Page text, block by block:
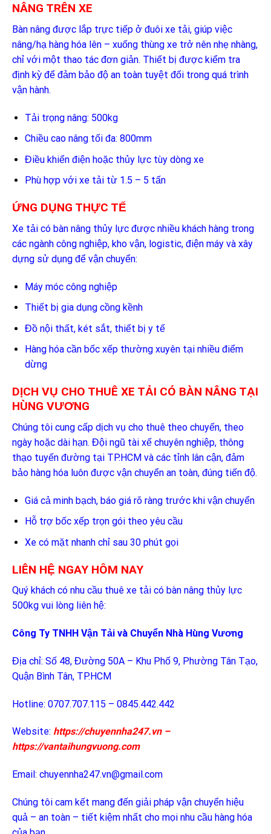
NÂNG TRÊN XE
Bàn nâng được lắp trực tiếp ở đuôi xe tải, giúp việc
nâng/hạ hàng hóa lên – xuống thùng xe trở nên nhẹ nhàng,
chỉ với một thao tác đơn giản. Thiết bị được kiểm tra
định kỳ để đảm bảo độ an toàn tuyệt đối trong quá trình
vận hành.
Tải trọng nâng: 500kg
Chiều cao nâng tối đa: 800mm
Điều khiển điện hoặc thủy lực tùy dòng xe
Phù hợp với xe tải từ 1.5 – 5 tấn
ỨNG DỤNG THỰC TẾ
Xe tải có bàn nâng thủy lực được nhiều khách hàng trong
các ngành công nghiệp, kho vận, logistic, điện máy và xây
dựng sử dụng để vận chuyển:
Máy móc công nghiệp
Thiết bị gia dụng cồng kềnh
Đồ nội thất, két sắt, thiết bị y tế
Hàng hóa cần bốc xếp thường xuyên tại nhiều điểm
dừng
DỊCH VỤ CHO THUÊ XE TẢI CÓ BÀN NÂNG TẠI
HÙNG VƯƠNG
Chúng tôi cung cấp dịch vụ cho thuê theo chuyến, theo
ngày hoặc dài hạn. Đội ngũ tài xế chuyên nghiệp, thông
thạo tuyến đường tại TP.HCM và các tỉnh lân cận, đảm
bảo hàng hóa luôn được vận chuyển an toàn, đúng tiến độ.
Giá cả minh bạch, báo giá rõ ràng trước khi vận chuyển
Hỗ trợ bốc xếp trọn gói theo yêu cầu
Xe có mặt nhanh chỉ sau 30 phút gọi
LIÊN HỆ NGAY HÔM NAY
Quý khách có nhu cầu thuê xe tải có bàn nâng thủy lực
500kg vui lòng liên hệ:
Công Ty TNHH Vận Tải và Chuyển Nhà Hùng Vương
Địa chỉ: Số 48, Đường 50A – Khu Phố 9, Phường Tân Tạo,
Quận Bình Tân, TP.HCM
Hotline: 0707.707.115 – 0845.442.442
Website: https://chuyennha247.vn–
https://vantaihungvuong.com
Email: chuyennha247.vn@gmail.com
Chúng tôi cam kết mang đến giải pháp vận chuyển hiệu
quả – an toàn – tiết kiệm nhất cho mọi nhu cầu hàng hóa